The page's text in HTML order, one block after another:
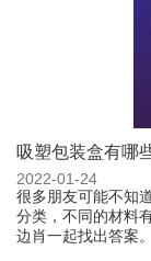
吸塑包装盒有哪
2022-01-24
很多朋友可能不知
分类，不同的材料
边肖一起找出答案。